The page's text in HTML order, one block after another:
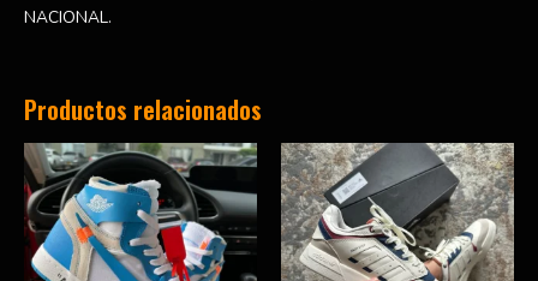
NACIONAL.
Productos relacionados